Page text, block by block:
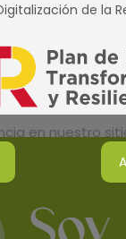
de la Red
en nuestro